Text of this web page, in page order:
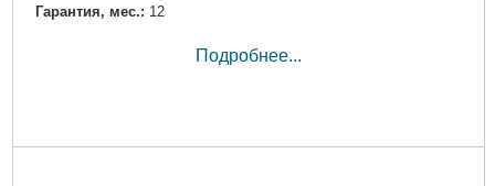
Гарантия, мес.: 12
Подробнее...